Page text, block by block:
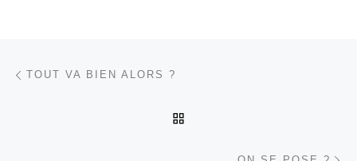
Parcourir les articles
TOUT VA BIEN ALORS ?